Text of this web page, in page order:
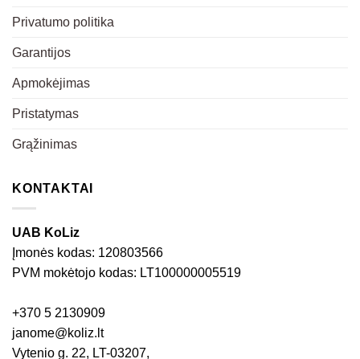
Privatumo politika
Garantijos
Apmokėjimas
Pristatymas
Grąžinimas
KONTAKTAI
UAB KoLiz
Įmonės kodas: 120803566
PVM mokėtojo kodas: LT100000005519
+370 5 2130909
janome@koliz.lt
Vytenio g. 22, LT-03207,